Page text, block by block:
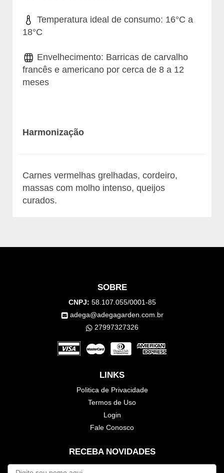
Temperatura ideal de consumo: 16°C a
18°C
Envelhecimento: Barricas de carvalho
francês e americano por cerca de 8 a 12
meses
Harmonização
Carnes vermelhas grelhadas, cordeiro,
massas com molho intenso, queijos
curados.
SOBRE
CNPJ: 58.107.055/0001-85
adega@adegagarden.com.br
27997327326
LINKS
Politica de Privacidade
Termos de Uso
Login
Fale Conosco
RECEBA NOVIDADES